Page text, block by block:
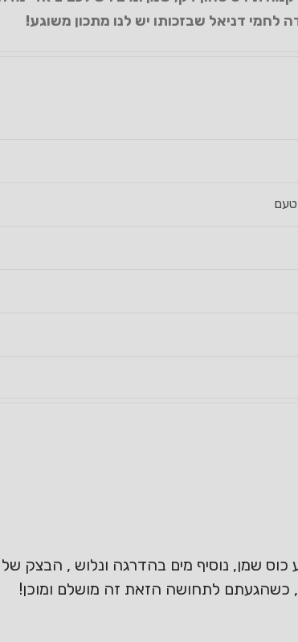
לחמי דניאל שבזכותו יש לנו מתכון משוגע!
שמן, נוסיף מים בהדרגה ונלוש , הבצק
כשהגעתם לתחושה הזאת זה מושלם ומוכן!